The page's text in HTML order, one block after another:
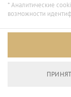
* Аналитические
возможности